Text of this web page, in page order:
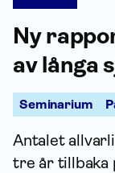
Ny
av långa
Seminarium
Antalet
tre år tillbaka